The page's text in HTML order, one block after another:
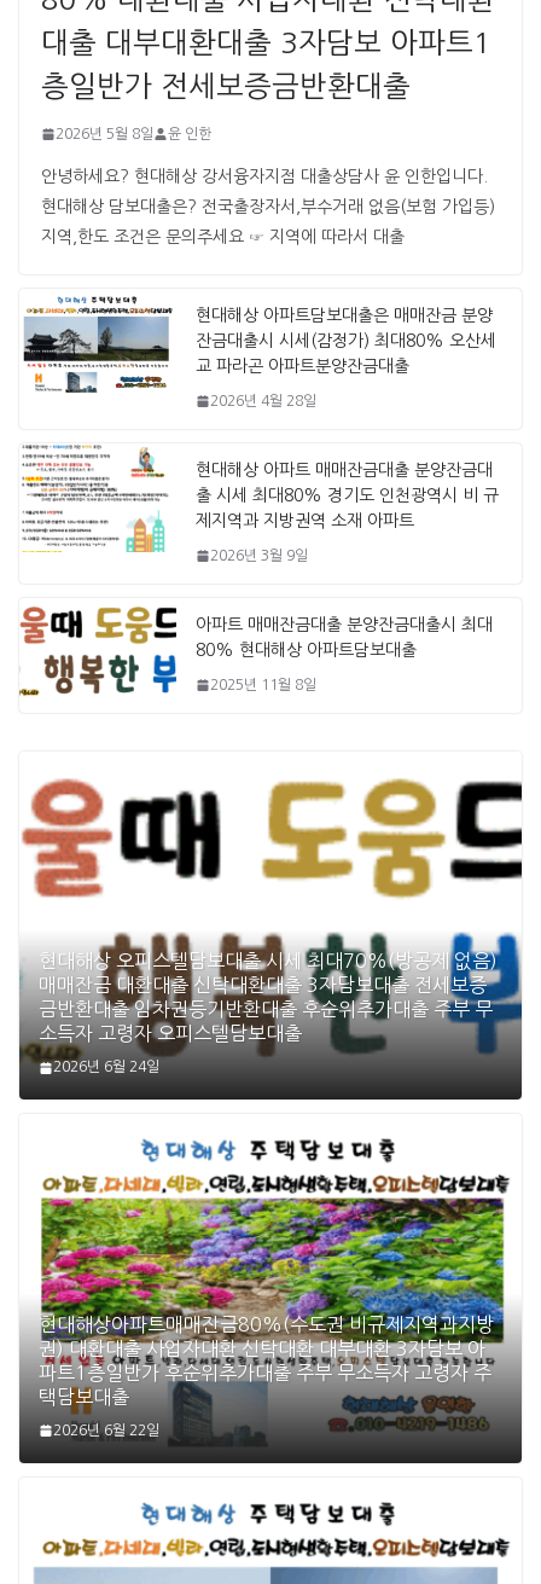
대출 대부대환대출 3자담보 아파트1
층일반가 전세보증금반환대출
2026년 5월 8일 윤 인한
안녕하세요? 현대해상 강서융자지점 대출상담사 윤 인한입니다. ​ ​
현대해상 담보대출은? 전국출장자서,부수거래 없음(보험 가입등)
지역,한도 조건은 문의주세요 ☞ 지역에 따라서 대출
현대해상 아파트담보대출은 매매잔금 분양
잔금대출시 시세(감정가) 최대80% 오산세
교 파라곤 아파트분양잔금대출
2026년 4월 28일
현대해상 아파트 매매잔금대출 분양잔금대
출 시세 최대80% 경기도 인천광역시 비 규
제지역과 지방권역 소재 아파트
2026년 3월 9일
아파트 매매잔금대출 분양잔금대출시 최대
80% 현대해상 아파트담보대출
2025년 11월 8일
현대해상 오피스텔담보대출 시세 최대70%(방공제 없음)
매매잔금 대환대출 신탁대환대출 3자담보대출 전세보증
금반환대출 임차권등기반환대출 후순위추가대출 주부 무
소득자 고령자 오피스텔담보대출
2026년 6월 24일
현대해상아파트매매잔금80%(수도권 비규제지역과지방
권) 대환대출 사업자대환 신탁대환 대부대환 3자담보 아
파트1층일반가 후순위추가대출 주부 무소득자 고령자 주
택담보대출
2026년 6월 22일